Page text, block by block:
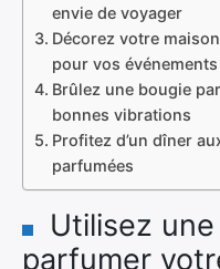
envie de voyager
Décorez votre
pour vos événements
Brûlez une bougie
bonnes vibrations
Profitez d’un dîner
parfumées
Utilisez
parfumer